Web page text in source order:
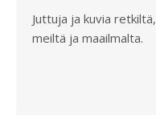
Juttuja ja kuvia retkiltä,
meiltä ja maailmalta.